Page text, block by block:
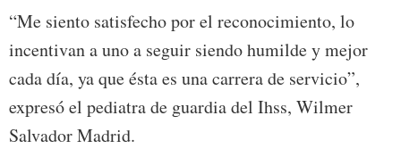
“Me siento satisfecho por el reconocimiento, lo
incentivan a uno a seguir siendo humilde y mejor
cada día, ya que ésta es una carrera de servicio”,
expresó el pediatra de guardia del Ihss, Wilmer
Salvador Madrid.